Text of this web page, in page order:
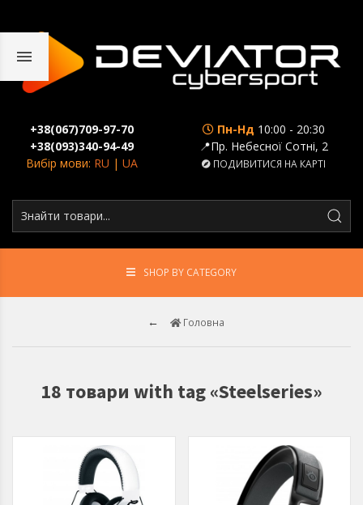
+38(067)709-97-70
+38(093)340-94-49
Вибір мови: RU |UA
Пн-Нд 10:00 - 20:30
📍Пр. Небесної Сотні, 2
ПОДИВИТИСЯ НА КАРТІ
SHOP BY CATEGORY
Головна
18 товари with tag «Steelseries»